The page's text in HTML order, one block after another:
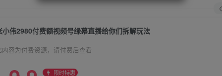
小伟2980付费额视频号绿幕直播给你们拆解玩法
内容为付费资源，请付费后查看
限时特惠